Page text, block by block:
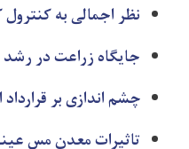
نظر اجمالی به
جایگاه زراعت در رشد
چشم اندازی بر
تاثیرات معدن مس